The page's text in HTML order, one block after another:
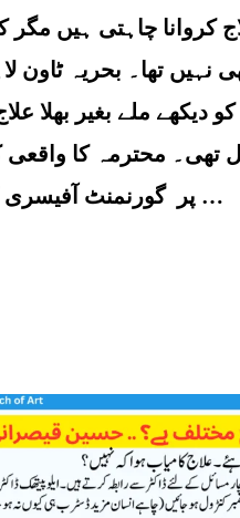
کروانا چاہتی ہیں مگر
تھا۔ بحریہ ٹاون
ملے بغیر بھلا
محترمہ کا واقعی
پر گورنمنٹ آفیسری کا ڈیکورم، پروٹوکول …